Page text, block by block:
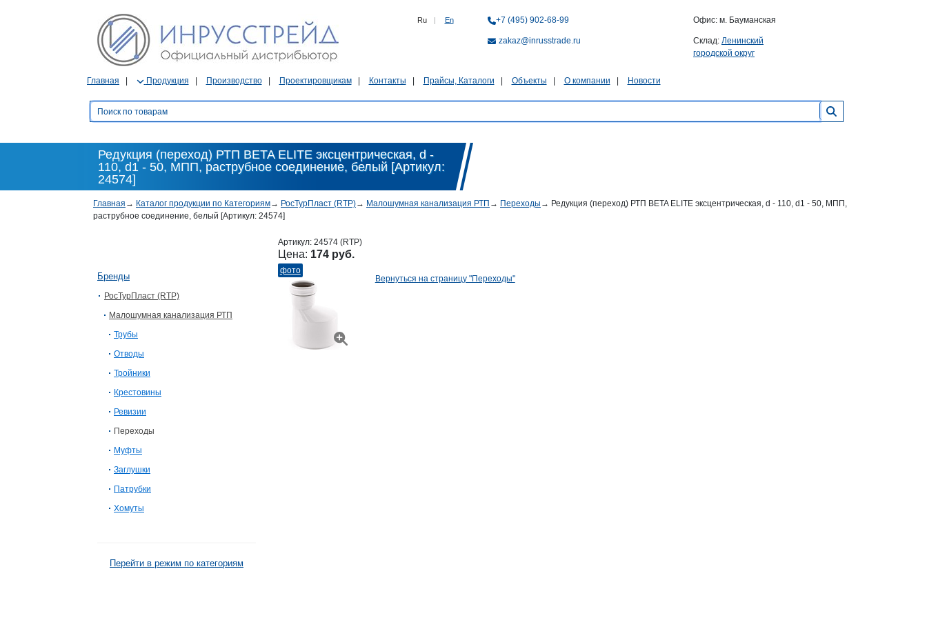
Ru | En +7 (495) 902-68-99
zakaz@inrusstrade.ru
Офис: м. Бауманская
Склад: Ленинский
городской округ
Главная Продукция Производство Проектировщикам Контакты Прайсы, Каталоги Объекты О компании Новости
Редукция (переход) РТП BETA ELITE эксцентрическая, d -
110, d1 - 50, МПП, раструбное соединение, белый [Артикул:
24574]
Главная → Каталог продукции по Категориям→ РосТурПласт (RTP)→ Малошумная канализация РТП → Переходы → Редукция (переход) РТП BETA ELITE эксцентрическая, d - 110, d1 - 50, МПП,
раструбное соединение, белый [Артикул: 24574]
Бренды
РосТурПласт (RTP)
Малошумная канализация РТП
Трубы
Отводы
Тройники
Крестовины
Ревизии
Переходы
Муфты
Заглушки
Патрубки
Хомуты
Перейти в режим по категориям
Артикул: 24574 (RTP)
Цена: 174 руб.
фото
Вернуться на страницу "Переходы"